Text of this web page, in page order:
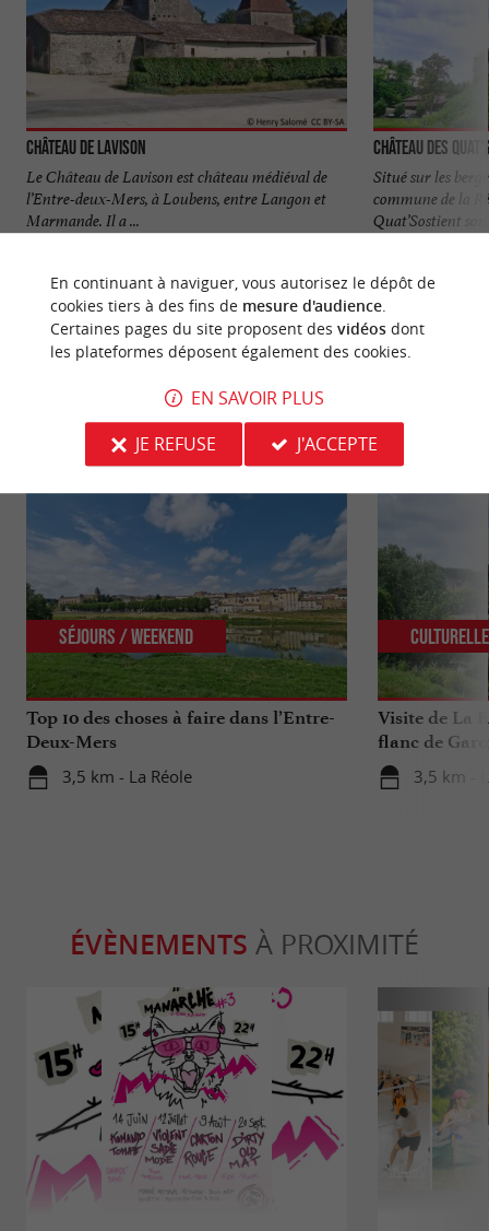
Château de Lavison
Le Château de Lavison est château médiéval de
l’Entre-deux-Mers, à Loubens, entre Langon et
Marmande. Il a ...
Château des
Situé sur les
commune de la
Quat’Sostient son
NOUS AVONS TESTÉPOUR VOUS
Top 10 des choses à faire dans l’Entre-
Deux-Mers
3,5 km - La Réole
Séjours / Weekend
Visite de La
flanc de
3,5 km -
Culturelle
ÉVÈNEMENTS À PROXIMITÉ
En continuant à naviguer, vous autorisez le dépôt de
cookies tiers à des fins de mesure d'audience.
Certaines pages du site proposent des vidéosdont
les plateformes déposent également des cookies.
EN SAVOIR PLUS
JE REFUSE
J'ACCEPTE